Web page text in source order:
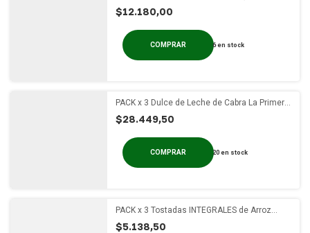
$12.180,00
6en stock
PACK x 3 Dulce de Leche de Cabra La Primera
$28.449,50
20 en stock
PACK x 3 Tostadas INTEGRALES de Arroz
$5.138,50